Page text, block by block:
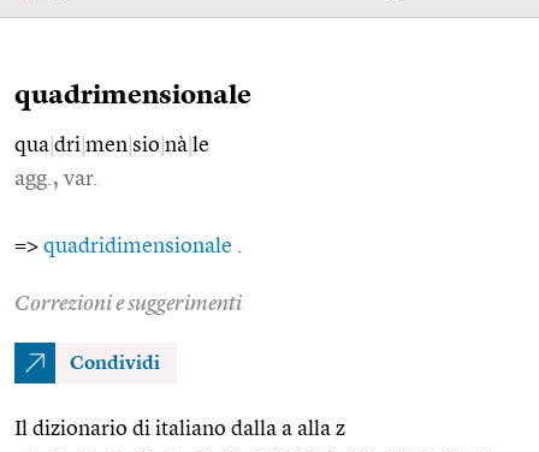
quadrimensionale
qua dri men sio nà le
agg., var.
=> quadridimensionale
Correzioni e suggerimenti
Condividi
Il dizionario di italiano dalla a alla z